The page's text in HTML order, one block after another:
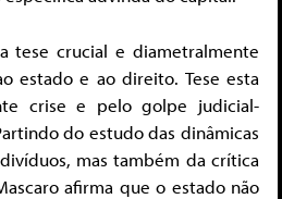
tese crucial e diametralmente
estado e ao direito. Tese esta
crise e pelo golpe judicial-
do estudo das dinâmicas
mas também da crítica
afirma que o estado não